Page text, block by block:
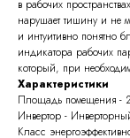
в рабочих
нарушает тишину и не
и интуитивно понятно
индикатора рабочих
который, при
Характеристики
Площадь помещения -
Инвертор -
Класс